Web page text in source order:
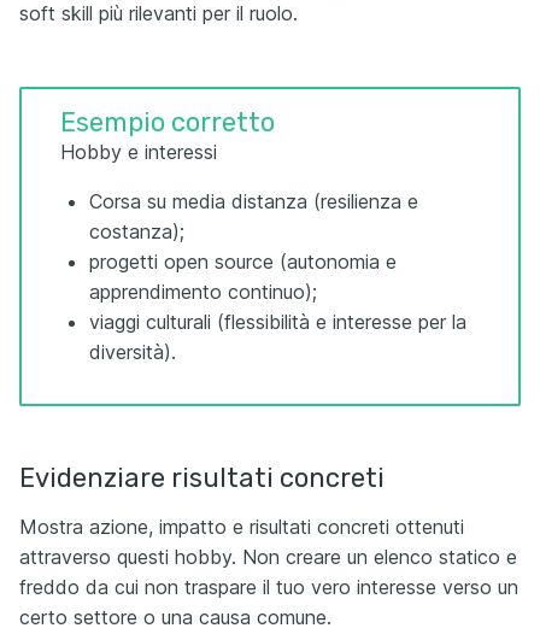
soft skill più rilevanti per il ruolo.
Esempio corretto
Hobby e interessi
Corsa su media distanza (resilienza e
costanza);
progetti open source (autonomia e
apprendimento continuo);
viaggi culturali (flessibilità e interesse per la
diversità).
Evidenziare risultati concreti
Mostra azione, impatto e risultati concreti ottenuti
attraverso questi hobby. Non creare un elenco statico e
freddo da cui non traspare il tuo vero interesse verso un
certo settore o una causa comune.